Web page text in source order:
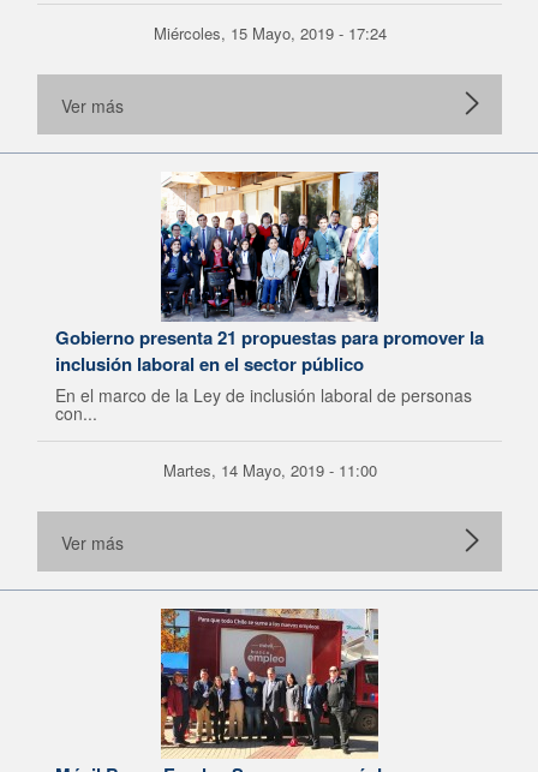
Miércoles, 15 Mayo, 2019 - 17:24
Ver más
Gobierno presenta 21 propuestas para promover la
inclusión laboral en el sector público
En el marco de la Ley de inclusión laboral de personas
con...
Martes, 14 Mayo, 2019 - 11:00
Ver más